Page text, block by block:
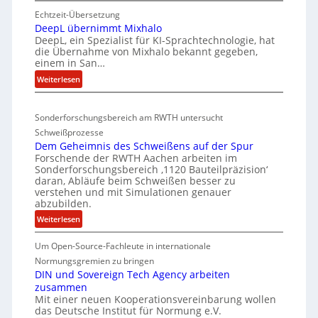
R
I
S
V
i
c
h
e
e
i
t
s
h
e
b
o
n
e
k
l
e
i
u
n
g
e
e
v
a
-
M
a
r
i
G
l
e
n
z
w
i
r
d
A
e
a
V
i
Echtzeit-Übersetzung
DeepL übernimmt Mixhalo
DeepL, ein Spezialist für KI-Sprachtechnologie, hat
die Übernahme von Mixhalo bekannt gegeben,
einem in San…
Weiterlesen:
D
e
p
L
ü
b
e
r
n
i
m
t
M
i
x
Sonderforschungsbereich am RWTH untersucht
Schweißprozesse
Dem Geheimnis des Schweißens auf der Spur
Forschende der RWTH Aachen arbeiten im
Sonderforschungsbereich ‚1120 Bauteilpräzision‘
daran, Abläufe beim Schweißen besser zu
verstehen und mit Simulationen genauer
abzubilden.
Weiterlesen:
D
e
m
G
e
h
e
Um Open-Source-Fachleute in internationale
Normungsgremien zu bringen
DIN und Sovereign Tech Agency arbeiten
zusammen
Mit einer neuen Kooperationsvereinbarung wollen
das Deutsche Institut für Normung e.V.